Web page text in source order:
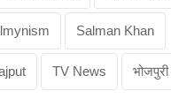
Salman Khan
TV News